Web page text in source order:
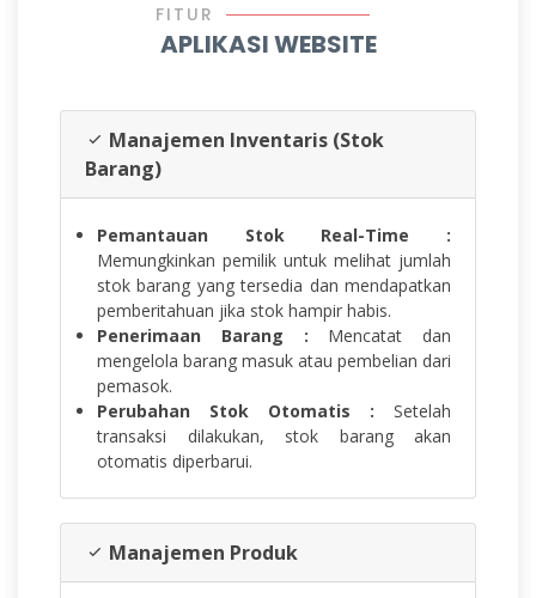
FITUR
APLIKASI WEBSITE
Manajemen Inventaris (Stok
Barang)
Pemantauan Stok Real-Time :
Memungkinkan pemilik untuk melihat jumlah
stok barang yang tersedia dan mendapatkan
pemberitahuan jika stok hampir habis.
Penerimaan Barang : Mencatat dan
mengelola barang masuk atau pembelian dari
pemasok.
Perubahan Stok Otomatis : Setelah
transaksi dilakukan, stok barang akan
otomatis diperbarui.
Manajemen Produk